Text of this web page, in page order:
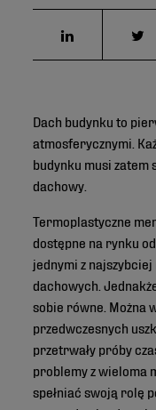
Dach budynku to
atmosferycznymi.
budynku musi
dachowy.
Termoplastyczne
dostępne na rynku
jednymi z
dachowych.
sobie równe. Można
przedwczesnych
przetrwały próby
problemy z wieloma
spełniać swoją rolę